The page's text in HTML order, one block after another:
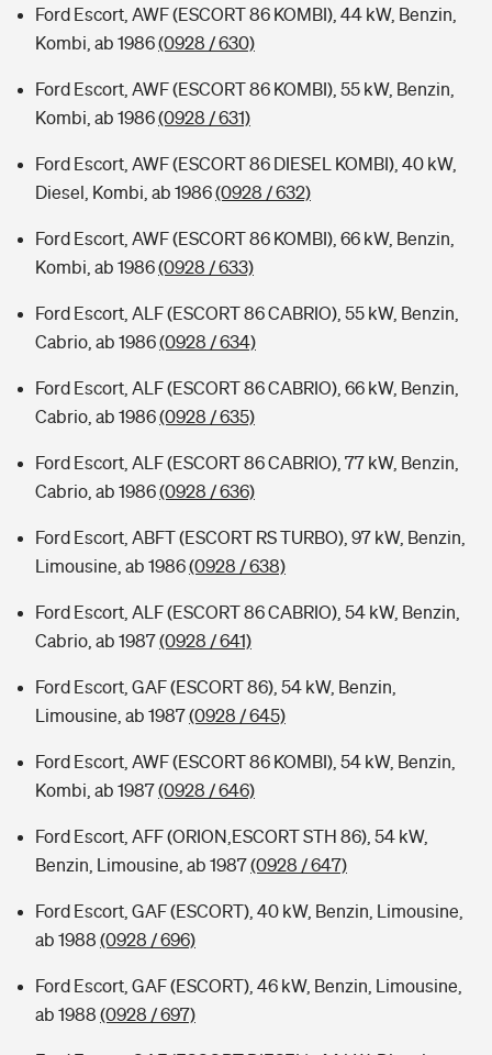
Ford Escort, AWF (ESCORT 86 KOMBI), 44 kW, Benzin,
Kombi, ab 1986(0928 / 630)
Ford Escort, AWF (ESCORT 86 KOMBI), 55 kW, Benzin,
Kombi, ab 1986(0928 / 631)
Ford Escort, AWF (ESCORT 86 DIESEL KOMBI), 40 kW,
Diesel, Kombi, ab 1986(0928 / 632)
Ford Escort, AWF (ESCORT 86 KOMBI), 66 kW, Benzin,
Kombi, ab 1986(0928 / 633)
Ford Escort, ALF (ESCORT 86 CABRIO), 55 kW, Benzin,
Cabrio, ab 1986(0928 / 634)
Ford Escort, ALF (ESCORT 86 CABRIO), 66 kW, Benzin,
Cabrio, ab 1986(0928 / 635)
Ford Escort, ALF (ESCORT 86 CABRIO), 77 kW, Benzin,
Cabrio, ab 1986(0928 / 636)
Ford Escort, ABFT (ESCORT RS TURBO), 97 kW, Benzin,
Limousine, ab 1986(0928 / 638)
Ford Escort, ALF (ESCORT 86 CABRIO), 54 kW, Benzin,
Cabrio, ab 1987(0928 / 641)
Ford Escort, GAF (ESCORT 86), 54 kW, Benzin,
Limousine, ab 1987(0928 / 645)
Ford Escort, AWF (ESCORT 86 KOMBI), 54 kW, Benzin,
Kombi, ab 1987(0928 / 646)
Ford Escort, AFF (ORION,ESCORT STH 86), 54 kW,
Benzin, Limousine, ab 1987(0928 / 647)
Ford Escort, GAF (ESCORT), 40 kW, Benzin, Limousine,
ab 1988 (0928 / 696)
Ford Escort, GAF (ESCORT), 46 kW, Benzin, Limousine,
ab 1988 (0928 / 697)